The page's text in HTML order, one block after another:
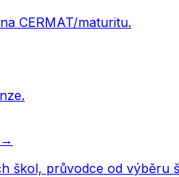
CERMAT/maturitu.
→
škol, průvodce od výběru